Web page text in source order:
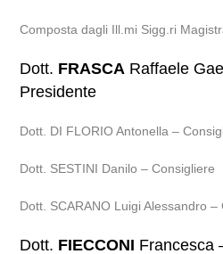
Composta dagli Ill.mi Sigg.ri
Dott. FRASCA Raffaele
Presidente
Dott. DI FLORIO Antonella –
Dott. SESTINI Danilo – Consigliere
Dott. SCARANO Luigi Alessandro –
Dott. FIECCONI Francesca